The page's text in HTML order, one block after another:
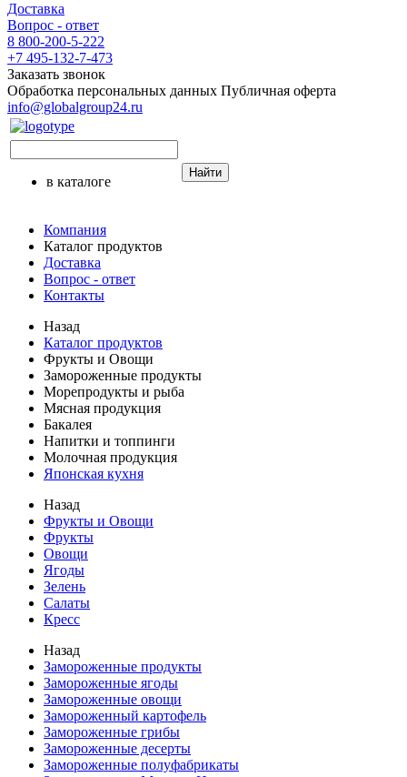
Доставка
Вопрос - ответ
8 800-200-5-222
+7 495-132-7-473
Заказать звонок
Обработка персональных данных Публичная оферта
info@globalgroup24.ru
в каталоге
Найти
Компания
Каталог продуктов
Доставка
Вопрос - ответ
Контакты
Назад
Каталог продуктов
Фрукты и Овощи
Замороженные продукты
Морепродукты и рыба
Мясная продукция
Бакалея
Напитки и топпинги
Молочная продукция
Японская кухня
Назад
Фрукты и Овощи
Фрукты
Овощи
Ягоды
Зелень
Салаты
Кресс
Назад
Замороженные продукты
Замороженные ягоды
Замороженные овощи
Замороженный картофель
Замороженные грибы
Замороженные десерты
Замороженные полуфабрикаты